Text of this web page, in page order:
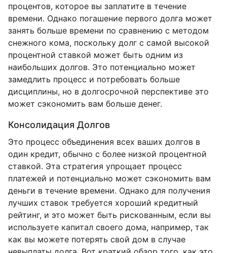
процентов, которое вы заплатите в течение
времени. Однако погашение первого долга может
занять больше времени по сравнению с методом
снежного кома, поскольку долг с самой высокой
процентной ставкой может быть одним из
наибольших долгов. Это потенциально может
замедлить процесс и потребовать больше
дисциплины, но в долгосрочной перспективе это
может сэкономить вам больше денег.
Консолидация Долгов
Это процесс объединения всех ваших долгов в
один кредит, обычно с более низкой процентной
ставкой. Эта стратегия упрощает процесс
платежей и потенциально может сэкономить вам
деньги в течение времени. Однако для получения
лучших ставок требуется хороший кредитный
рейтинг, и это может быть рискованным, если вы
используете капитал своего дома, например, так
как вы можете потерять свой дом в случае